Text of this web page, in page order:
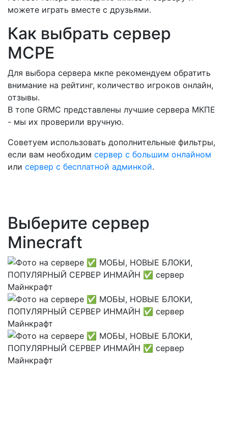
можете играть вместе с друзьями.
Как выбрать сервер
MCPE
Для выбора сервера мкпе рекомендуем обратить
внимание на рейтинг, количество игроков онлайн,
отзывы.
В топе GRMC представлены лучшие сервера МКПЕ
- мы их проверили вручную.
Советуем использовать дополнительные фильтры,
если вам необходим сервер с большим онлайном
или сервер с бесплатной админкой.
Выберите сервер
Minecraft